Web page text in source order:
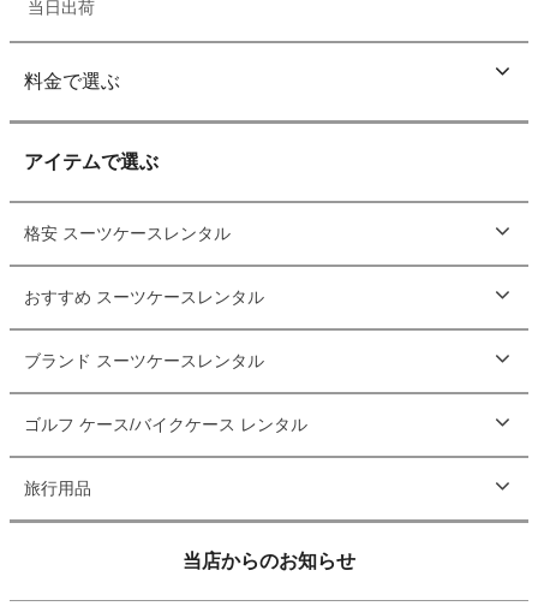
当日出荷
料金で選ぶ
アイテムで選ぶ
格安 スーツケースレンタル
おすすめ スーツケースレンタル
ブランド スーツケースレンタル
ゴルフ ケース/バイクケース レンタル
旅行用品
当店からのお知らせ